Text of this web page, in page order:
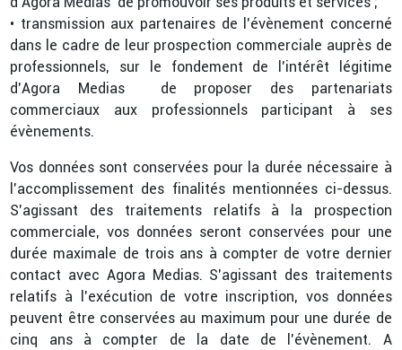
• transmission aux partenaires de l’évènement concerné
dans le cadre de leur prospection commerciale auprès de
professionnels, sur le fondement de l’intérêt légitime
d’Agora Medias de proposer des partenariats
commerciaux aux professionnels participant à ses
évènements.
Vos données sont conservées pour la durée nécessaire à
l’accomplissement des finalités mentionnées ci-dessus.
S’agissant des traitements relatifs à la prospection
commerciale, vos données seront conservées pour une
durée maximale de trois ans à compter de votre dernier
contact avec Agora Medias. S’agissant des traitements
relatifs à l’exécution de votre inscription, vos données
peuvent être conservées au maximum pour une durée de
cinq ans à compter de la date de l’évènement. A